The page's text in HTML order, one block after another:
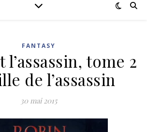
FANTASY
l’assassin, tome 2
de l’assassin
30 mai 2015